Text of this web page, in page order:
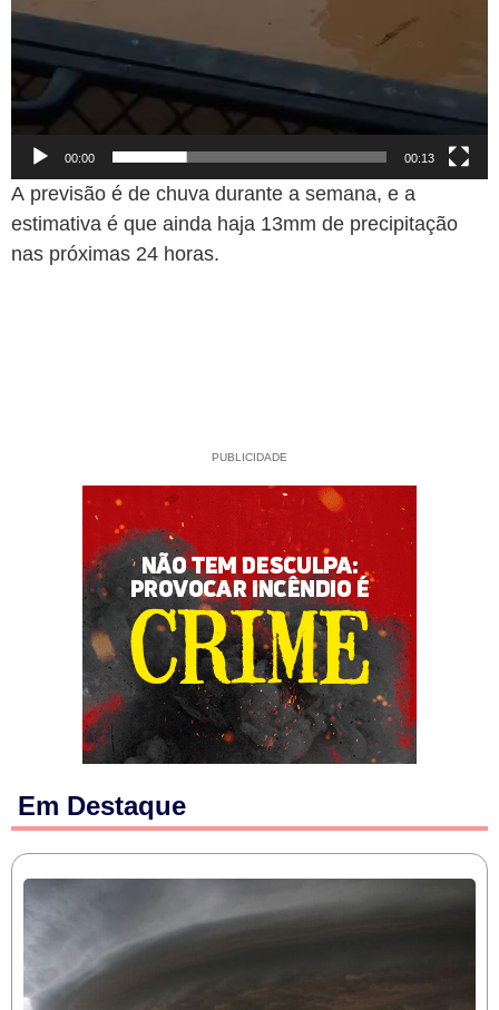
00:00 00:13
A previsão é de chuva durante a semana, e a
estimativa é que ainda haja 13mm de precipitação
nas próximas 24 horas.
PUBLICIDADE
Em Destaque